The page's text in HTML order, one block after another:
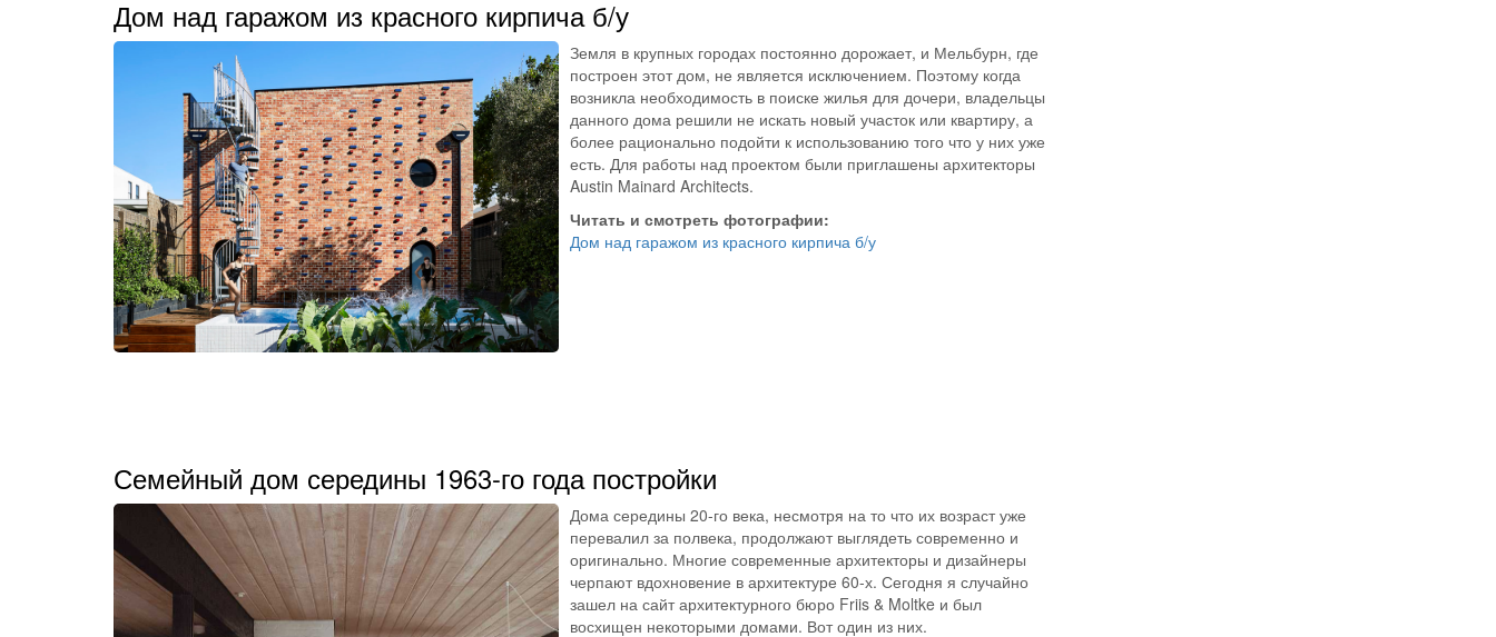
Дом над гаражом из красного кирпича б/у
Земля в крупных городах постоянно дорожает, и Мельбурн, где
построен этот дом, не является исключением. Поэтому когда
возникла необходимость в поиске жилья для дочери, владельцы
данного дома решили не искать новый участок или квартиру, а
более рационально подойти к использованию того что у них уже
есть. Для работы над проектом были приглашены архитекторы
Austin Mainard Architects.
Читать и смотреть фотографии:
Дом над гаражом из красного кирпича б/у
Семейный дом середины 1963-го года постройки
Дома середины 20-го века, несмотря на то что их возраст уже
перевалил за полвека, продолжают выглядеть современно и
оригинально. Многие современные архитекторы и дизайнеры
черпают вдохновение в архитектуре 60-х. Сегодня я случайно
зашел на сайт архитектурного бюро Friis & Moltke и был
восхищен некоторыми домами. Вот один из них.